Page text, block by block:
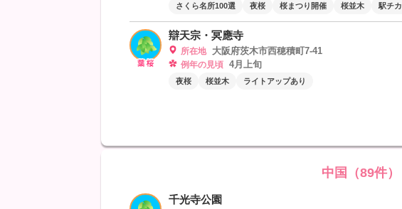
さくら名所100選 夜桜 桜まつり開催 桜並木 駅チカ
辯天宗・冥應寺
所在地 大阪府茨木市西穂積町7-41
例年の見頃 4月上旬
夜桜 桜並木 ライトアップあり
中国（89件）
千光寺公園